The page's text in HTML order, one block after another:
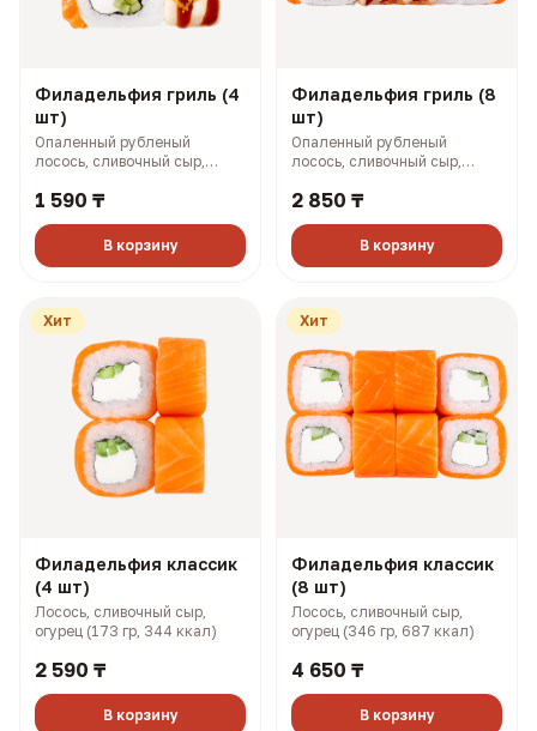
Филадельфия гриль (4
шт)
Опаленный рубленый
лосось, сливочный сыр,
картофель пай, соусы боул и
1 590 ₸
В корзину
Филадельфия гриль (8
шт)
Опаленный рубленый
лосось, сливочный сыр,
картофель пай, соусы боул и
2 850 ₸
В корзину
Хит
Филадельфия классик
(4 шт)
Лосось, сливочный сыр,
огурец (173 гр, 344 ккал)
2 590 ₸
В корзину
Хит
Филадельфия классик
(8 шт)
Лосось, сливочный сыр,
огурец (346 гр, 687 ккал)
4 650 ₸
В корзину